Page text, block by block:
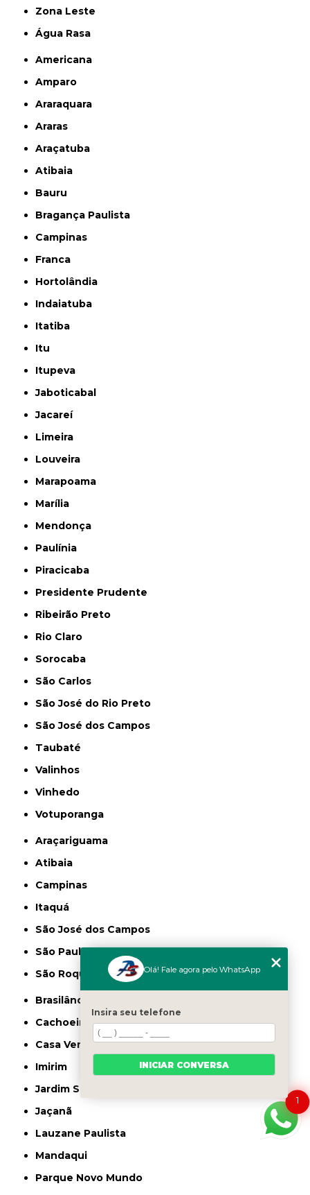
Zona Leste
Água Rasa
Americana
Amparo
Araraquara
Araras
Araçatuba
Atibaia
Bauru
Bragança Paulista
Campinas
Franca
Hortolândia
Indaiatuba
Itatiba
Itu
Itupeva
Jaboticabal
Jacareí
Limeira
Louveira
Marapoama
Marília
Mendonça
Paulínia
Piracicaba
Presidente Prudente
Ribeirão Preto
Rio Claro
Sorocaba
São Carlos
São José do Rio Preto
São José dos Campos
Taubaté
Valinhos
Vinhedo
Votuporanga
Araçariguama
Atibaia
Campinas
Itaquá
São José dos Campos
São Paulo
São Roque
Brasilândia
Cachoeirinha
Casa Verde
Imirim
Jardim São Paulo
Jaçanã
Lauzane Paulista
Mandaqui
Parque Novo Mundo
1
Olá! Fale agora pelo WhatsApp
Insira seu telefone
INICIAR CONVERSA